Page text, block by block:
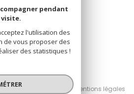
| Tous droits réservés
Nos partenaires
Mentions légales
pendant
l'utilisation des
de vous proposer des
des statistiques !